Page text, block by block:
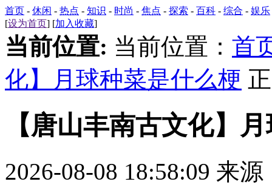
首页 - 休闲 - 热点 - 知识 - 时尚 - 焦点 - 探索 - 百科 - 综合 - 娱乐
[设为首页] [加入收藏]
当前位置: 当前位置： 首
化】月球种菜是什么梗
【唐山丰南古文化】
2026-08-08 18:58:09 来源